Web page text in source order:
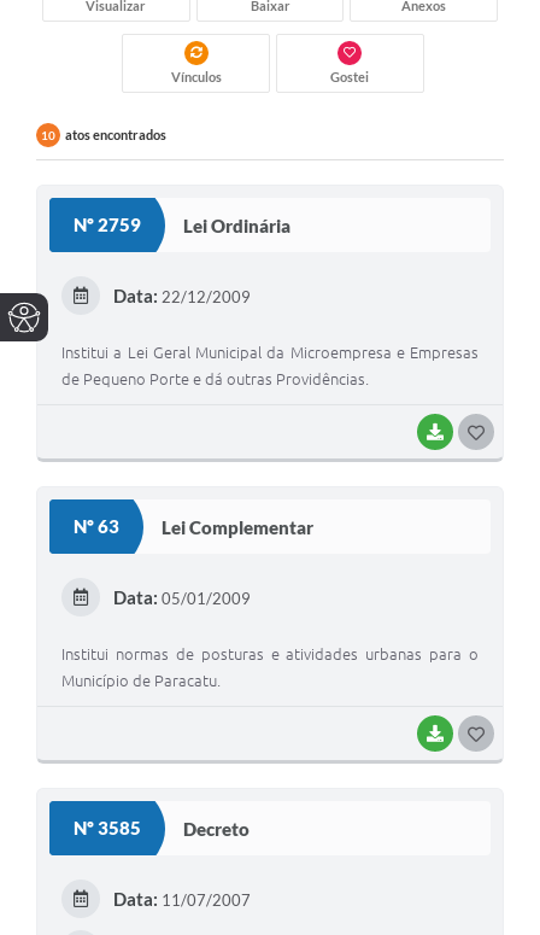
Visualizar Baixar Anexos
Vínculos Gostei
10 atos encontrados
Nº 2759 Lei Ordinária
BAIXAR
Data: 22/12/2009
Institui a Lei Geral Municipal da Microempresa e Empresas
de Pequeno Porte e dá outras Providências.
Nº 63 Lei Complementar
BAIXAR
Data: 05/01/2009
Institui normas de posturas e atividades urbanas para o
Município de Paracatu.
Nº 3585 Decreto
Data: 11/07/2007